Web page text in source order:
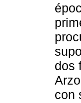
dos
con